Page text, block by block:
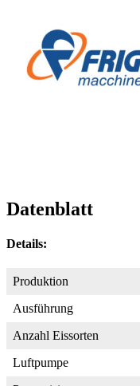
Datenblatt
Details:
Produktion
Ausführung
Anzahl Eissorten
Luftpumpe